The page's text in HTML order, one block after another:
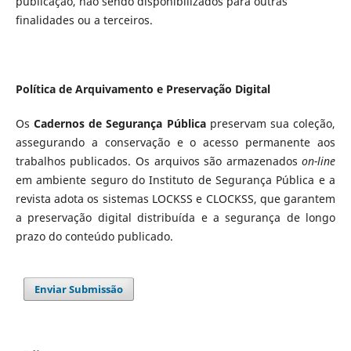
finalidades ou a terceiros.
Política de Arquivamento e Preservação Digital
OsCadernos de Segurança Públicapreservam sua coleção,
assegurando a conservação e o acesso permanente aos
trabalhos publicados. Os arquivos são armazenadoson-line
em ambiente seguro do Instituto de Segurança Pública e a
revista adota os sistemas LOCKSS e CLOCKSS, que garantem
a preservação digital distribuída e a segurança de longo
prazo do conteúdo publicado.
Enviar Submissão